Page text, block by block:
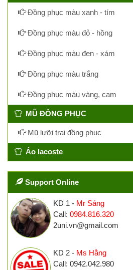
Đồng phục màu xanh - tím
Đồng phục màu đỏ - hồng
Đồng phục màu đen - xám
Đồng phục màu trắng
Đồng phục màu vàng, cam
MŨ ĐỒNG PHỤC
Mũ lưỡi trai đồng phục
Áo lacoste
Support Online
KD 1 - Mr Sáng
Call: 0984.816.320
2uni.vn@gmail.com
KD 2 - Ms Hằng
Call: 0942.042.980